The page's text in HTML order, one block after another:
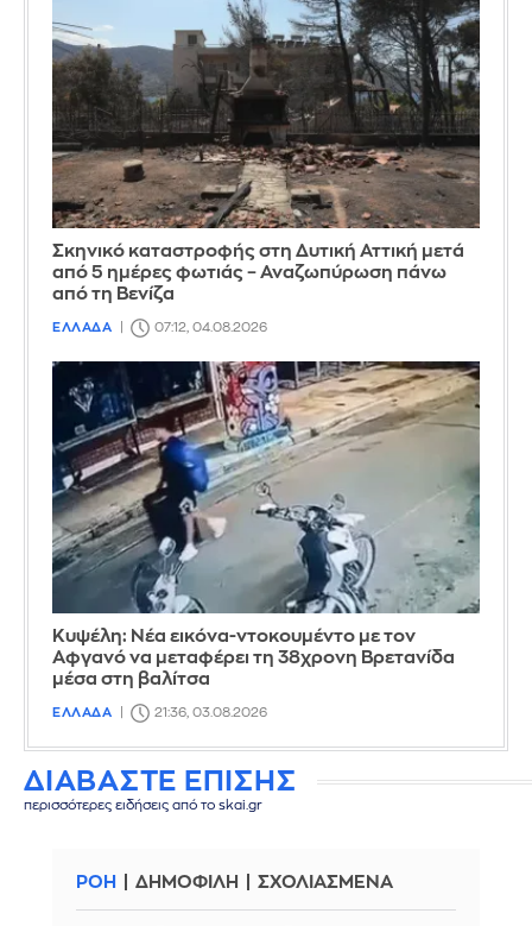
Σκηνικό καταστροφής στη Δυτική Αττική μετά
από 5 ημέρες φωτιάς – Αναζωπύρωση πάνω
από τη Βενίζα
ΕΛΛΑΔΑ 07:12, 04.08.2026
Κυψέλη: Νέα εικόνα-ντοκουμέντο με τον
Αφγανό να μεταφέρει τη 38χρονη Βρετανίδα
μέσα στη βαλίτσα
ΕΛΛΑΔΑ 21:36, 03.08.2026
ΔΙΑΒΑΣΤΕ ΕΠΙΣΗΣ
περισσότερες ειδήσεις από το skai.gr
ΡΟΗ ΔΗΜΟΦΙΛΗ ΣΧΟΛΙΑΣΜΕΝΑ